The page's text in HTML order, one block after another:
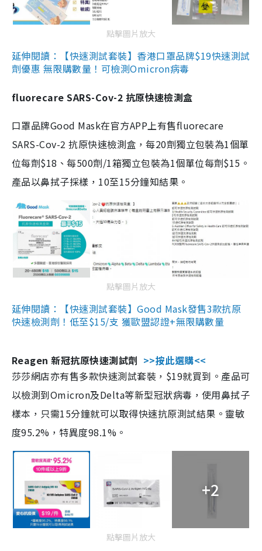
點擊圖片放大
延伸閱讀：【快速測試套裝】香港口罩品牌$19快速測試
劑優惠 無限購數量！可檢測Omicron病毒
fluorecare SARS-Cov-2 抗原快速檢測盒
口罩品牌Good Mask在官方APP上有售fluorecare
SARS-Cov-2 抗原快速檢測盒，每20劑獨立包裝為1個單
位每劑$18、每500劑/1箱獨立包裝為1個單位每劑$15。
產品以鼻拭子採樣，10至15分鐘知結果。
點擊圖片放大
延伸閱讀：【快速測試套裝】Good Mask發售3款抗原
快速檢測劑！低至$15/支 獲歐盟認證+無限購數量
Reagen 新冠抗原快速測試劑 >>按此選購<<
莎莎網店亦有售多款快速測試套裝，$19就買到。產品可
以檢測到Omicron及Delta等新型冠狀病毒，使用鼻拭子
樣本，只需15分鐘就可以取得快速抗原測試結果。靈敏
度95.2%，特異度98.1%。
+2
點擊圖片放大